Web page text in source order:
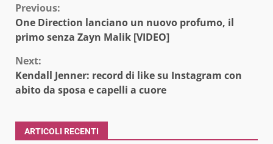
Continue
Reading
Previous:
One Direction lanciano un nuovo profumo, il
primo senza Zayn Malik [VIDEO]
Next:
Kendall Jenner: record di like su Instagram con
abito da sposa e capelli a cuore
ARTICOLI RECENTI